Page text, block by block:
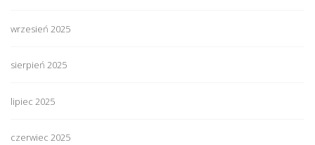
wrzesień 2025
sierpień 2025
lipiec 2025
czerwiec 2025